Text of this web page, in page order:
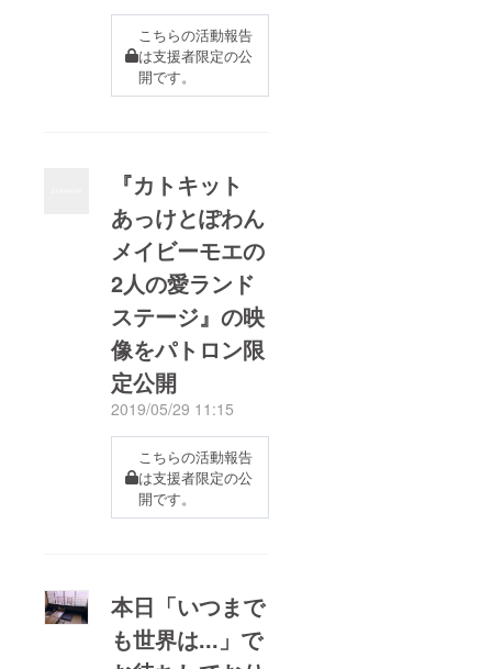
こちらの活動報告
は支援者限定の公
開です。
『カトキット
あっけとぽわん
メイビーモエの
2人の愛ランド
ステージ』の映
像をパトロン限
定公開
2019/05/29 11:15
こちらの活動報告
は支援者限定の公
開です。
本日「いつまで
も世界は...」で